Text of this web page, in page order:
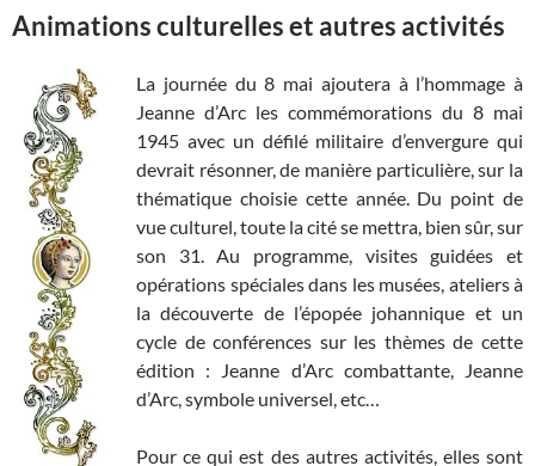
Animations culturelles et autres activités
La journée du 8 mai ajoutera à l’hommage à
Jeanne d’Arc les commémorations du 8 mai
1945 avec un défilé militaire d’envergure qui
devrait résonner, de manière particulière, sur la
thématique choisie cette année. Du point de
vue culturel, toute la cité se mettra, bien sûr, sur
son 31. Au programme, visites guidées et
opérations spéciales dans les musées, ateliers à
la découverte de l’épopée johannique et un
cycle de conférences sur les thèmes de cette
édition : Jeanne d’Arc combattante, Jeanne
d’Arc, symbole universel, etc…
Pour ce qui est des autres activités, elles sont